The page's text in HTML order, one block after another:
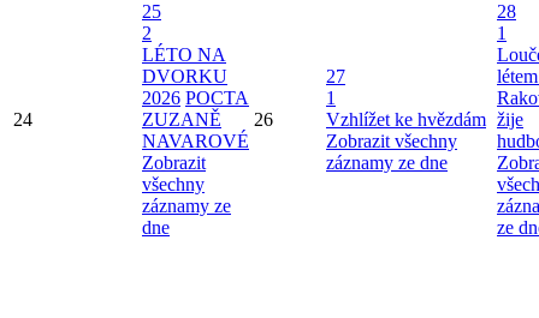
24
25
2
LÉTO NA
DVORKU
2026 POCTA
ZUZANĚ
NAVAROVÉ
Zobrazit
všechny
záznamy ze
dne
26
27
1
Vzhlížet ke hvězdám
Zobrazit všechny
záznamy ze dne
28
1
žije
ze